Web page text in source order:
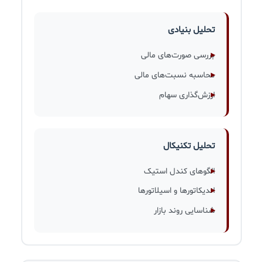
تحلیل بنیادی
بررسی صورت‌های مالی
محاسبه نسبت‌های مالی
ارزش‌گذاری سهام
تحلیل تکنیکال
الگوهای کندل استیک
اندیکاتورها و اسیلاتورها
شناسایی روند بازار